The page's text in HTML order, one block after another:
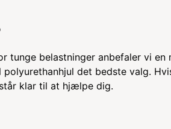
belastninger anbefaler vi en
det bedste valg.
klar til at hjælpe dig.